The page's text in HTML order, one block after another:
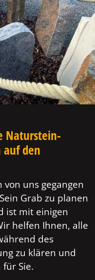
Naturstein-
den
uns gegangen
Grab zu planen
ist mit einigen
helfen Ihnen, alle
des
zu klären und
Sie.